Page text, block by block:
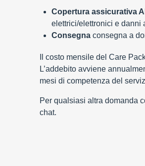
Copertura assicurativa
elettrici/elettronici e danni
Consegnaconsegna a
Il costo mensile del Care
L’addebito avviene
mesi di competenza del
Per qualsiasi altra domanda
chat.